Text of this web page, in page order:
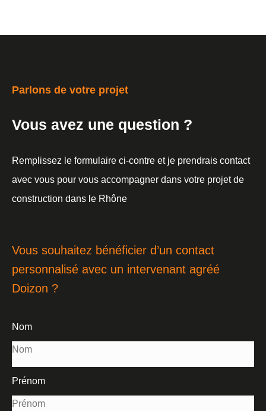
Parlons de votre projet
Vous avez une question ?
Remplissez le formulaire ci-contre et je prendrais contact
avec vous pour vous accompagner dans votre projet de
construction dans le Rhône
Vous souhaitez bénéficier d’un contact
personnalisé avec un intervenant agréé
Doizon ?
Nom
Prénom